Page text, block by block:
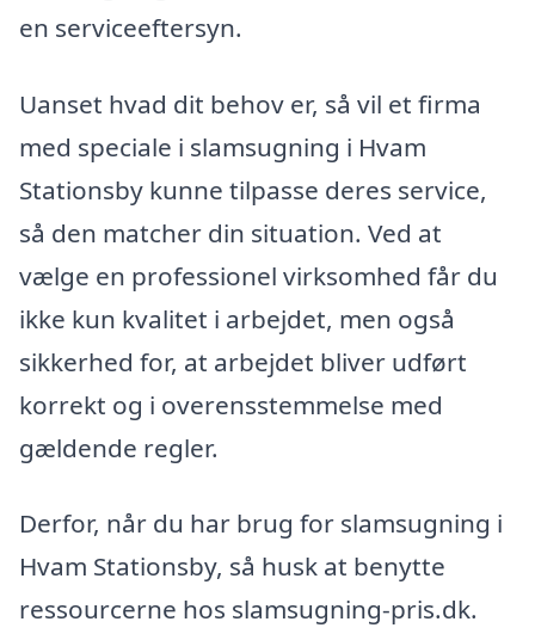
en serviceeftersyn.
Uanset hvad dit behov er, så vil et firma
med speciale i slamsugning i Hvam
Stationsby kunne tilpasse deres service,
så den matcher din situation. Ved at
vælge en professionel virksomhed får du
ikke kun kvalitet i arbejdet, men også
sikkerhed for, at arbejdet bliver udført
korrekt og i overensstemmelse med
gældende regler.
Derfor, når du har brug for slamsugning i
Hvam Stationsby, så husk at benytte
ressourcerne hos slamsugning-pris.dk.